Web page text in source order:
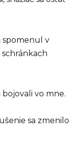
spomenul v
vo mne.
sa zmenilo